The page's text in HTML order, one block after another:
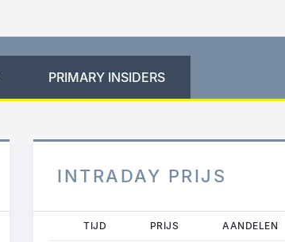
PRIMARY INSIDERS
INTRADAY PRIJS
TIJD PRIJS AANDELEN